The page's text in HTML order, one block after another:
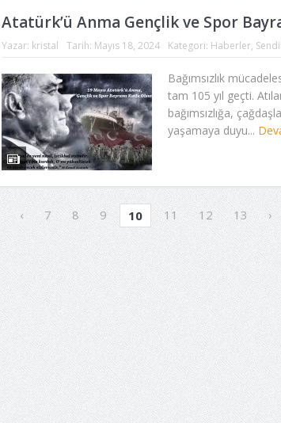
Atatürk’ü Anma Gençlik ve Spor
Yazar: kristal Tarih: Mayıs 18, 2024 Kategori: Haberler,
Bağımsızlık
tam 105 yıl geçti.
bağımsızlığa,
yaşamaya duyu...
‹ 7 8 9 10 11 12 13 ›